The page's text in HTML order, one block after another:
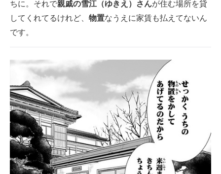
ちに。それで親戚の雪江（ゆきえ）さんが住む場所を貸
してくれてるけれど、 物置なうえに家賃も払えてないん
です。